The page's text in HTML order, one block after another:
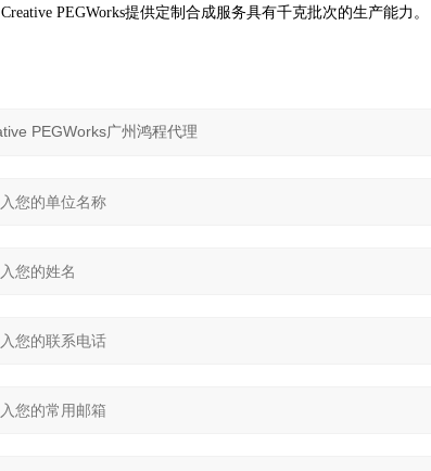
PEGWorks提供定制合成服务具有千克批次的生产能力